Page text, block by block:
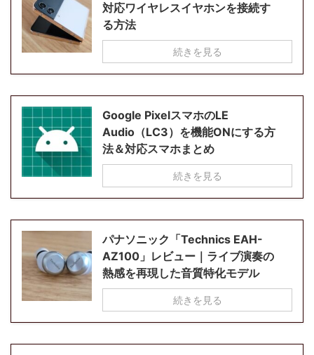
対応ワイヤレスイヤホンを接続す
る方法
続きを見る
Google PixelスマホのLE
Audio（LC3）を機能ONにする方
法＆対応スマホまとめ
続きを見る
パナソニック「Technics EAH-
AZ100」レビュー｜ライブ演奏の
熱感を再現した音質特化モデル
続きを見る